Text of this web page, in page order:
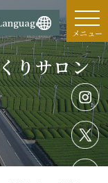
メニュー
りサロン